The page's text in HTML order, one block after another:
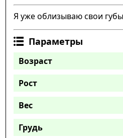
Я уже облизываю свои
Параметры
Возраст
Рост
Вес
Грудь